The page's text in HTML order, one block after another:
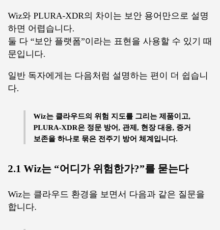
Wiz와 PLURA-XDR의 차이는 보안 용어만으로 설명
하면 어렵습니다.
둘 다 “보안 플랫폼”이라는 표현을 사용할 수 있기 때
문입니다.
일반 독자에게는 다음처럼 설명하는 편이 더 쉽습니
다.
Wiz는 클라우드의 위험 지도를 그리는 제품이고,
PLURA-XDR은 정문 방어, 관제, 현장 대응, 증거
보존을 하나로 묶은 전주기 방어 체계입니다.
2.1 Wiz는 “어디가 위험한가?”를 묻는다
Wiz는 클라우드 환경을 보면서 다음과 같은 질문을
합니다.